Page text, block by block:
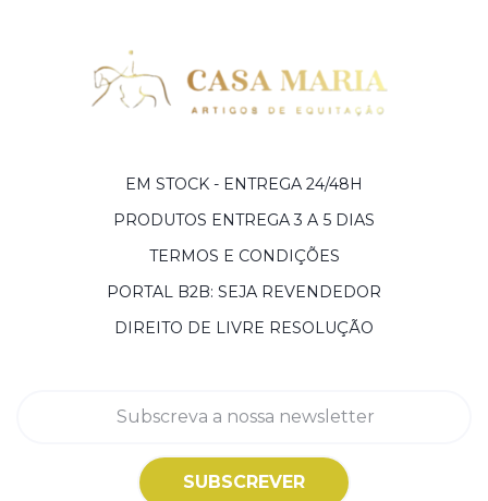
EM STOCK - ENTREGA 24/48H
PRODUTOS ENTREGA 3 A 5 DIAS
TERMOS E CONDIÇÕES
PORTAL B2B: SEJA REVENDEDOR
DIREITO DE LIVRE RESOLUÇÃO
SUBSCREVER